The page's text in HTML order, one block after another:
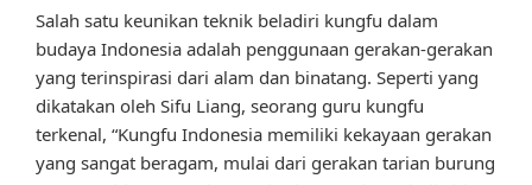
Salah satu keunikan teknik beladiri kungfu dalam
budaya Indonesia adalah penggunaan gerakan-gerakan
yang terinspirasi dari alam dan binatang. Seperti yang
dikatakan oleh Sifu Liang, seorang guru kungfu
terkenal, “Kungfu Indonesia memiliki kekayaan gerakan
yang sangat beragam, mulai dari gerakan tarian burung